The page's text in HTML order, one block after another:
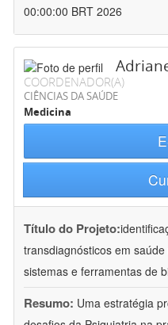
00:00:00 BRT 2026
COORDENADOR(A)
CIÊNCIAS DA SAÚDE
Medicina
Título do Projeto:
transdiagnósticos em
sistemas e ferramentas de
Resumo: Uma estratégia